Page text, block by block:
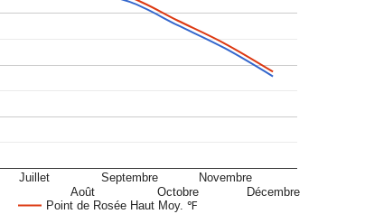
Point de Rosée Haut Moy. ℉
Juillet
Août
Septembre
Octobre
Novembre
Décembre